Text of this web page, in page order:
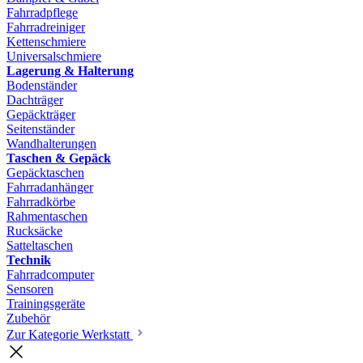
Fahrradpflege
Fahrradreiniger
Kettenschmiere
Universalschmiere
Lagerung & Halterung
Bodenständer
Dachträger
Gepäckträger
Seitenständer
Wandhalterungen
Taschen & Gepäck
Gepäcktaschen
Fahrradanhänger
Fahrradkörbe
Rahmentaschen
Rucksäcke
Satteltaschen
Technik
Fahrradcomputer
Sensoren
Trainingsgeräte
Zubehör
Zur Kategorie Werkstatt